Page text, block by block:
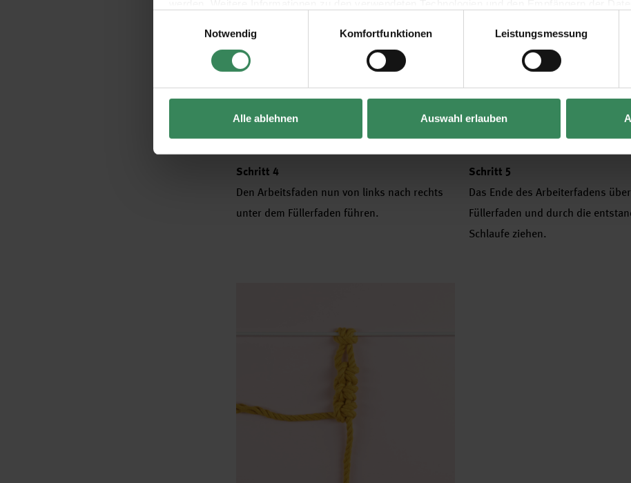
Impressum
Datenschutz Vertrag widerrufen
Notwendig
Komfortfunktionen Leistungsmessung
Alle ablehnen Auswahl erlauben
Schritt 4
Den Arbeitsfaden nun von links nach rechts
unter dem Füllerfaden führen.
Schritt 5
Das Ende des Arbeiterfadens
Füllerfaden und durch die
Schlaufe ziehen.